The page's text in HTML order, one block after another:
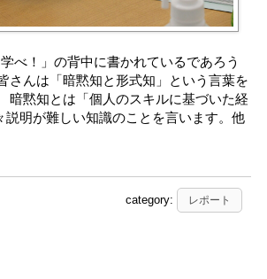
べ！」の背中に書かれているであろう
さんは「暗黙知と形式知」という言葉を
暗黙知とは「個人のスキルに基づいた経
説明が難しい知識のことを言います。他
category: レポート